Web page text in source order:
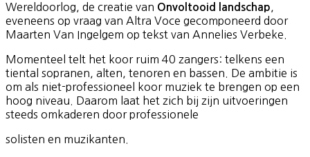
Wereldoorlog, de creatie van Onvoltooid landschap
eveneens op vraag van Altra Voce gecomponeerd door
Maarten Van Ingelgem op tekst van Annelies Verbeke.
Momenteel telt het koor ruim 40 zangers: telkens een
tiental sopranen, alten, tenoren en bassen. De ambitie is
om als niet-professioneel koor muziek te brengen op een
hoog niveau. Daarom laat het zich bij zijn uitvoeringen
steeds omkaderen door professionele
solisten en muzikanten.